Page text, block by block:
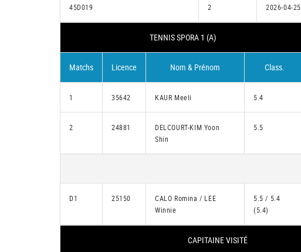
45D019 2 2026-04-25
TENNIS SPORA 1 (A)
Matchs Licence Nom & Prénom Class.
1 35642 KAUR Meeli 5.4
2 24881
DELCOURT-KIM Yoon
Shin
5.5
D1 25150
CALO Romina / LEE
Winnie
5.5 / 5.4
(5.4)
CAPITAINE VISITÉ